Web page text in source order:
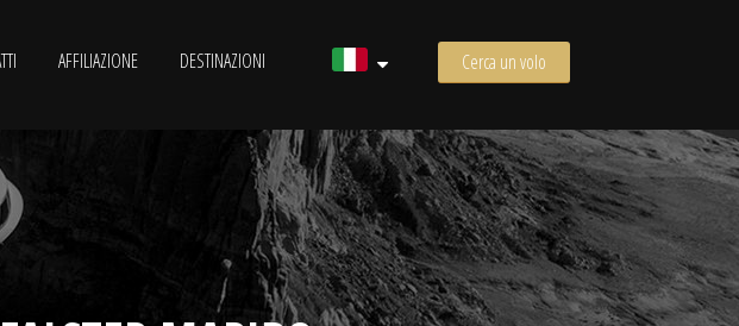
AFFILIAZIONE DESTINAZIONI Cerca un volo